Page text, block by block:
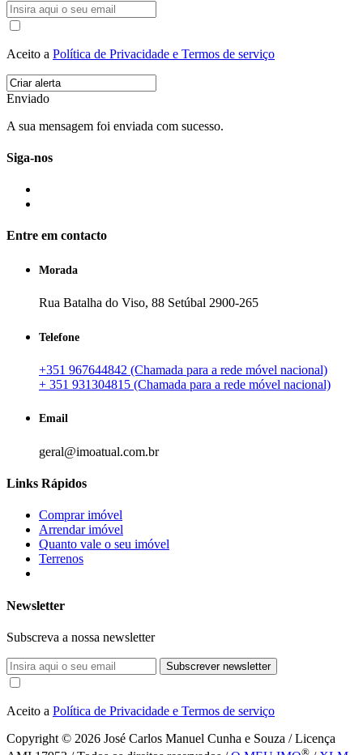
Aceito a Política de Privacidade e Termos de serviço
Enviado
A sua mensagem foi enviada com sucesso.
Siga-nos
Entre em contacto
Morada
Rua Batalha do Viso, 88 Setúbal 2900-265
Telefone
+351 967644842 (Chamada para a rede móvel nacional)
+ 351 931304815 (Chamada para a rede móvel nacional)
Email
geral@imoatual.com.br
Links Rápidos
Comprar imóvel
Arrendar imóvel
Quanto vale o seu imóvel
Terrenos
Newsletter
Subscreva a nossa newsletter
Subscrever newsletter
Aceito a Política de Privacidade e Termos de serviço
Copyright © 2026 José Carlos Manuel Cunha e Souza / Licença
®